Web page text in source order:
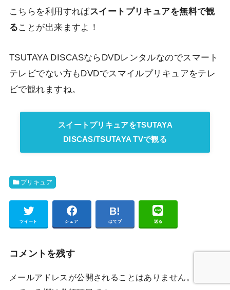
こちらを利用すればスイートプリキュアを無料で観
ることが出来ますよ！
TSUTAYA DISCASならDVDレンタルなのでスマート
テレビでない方もDVDでスマイルプリキュアをテレ
ビで観れますね。
スイートプリキュアをTSUTAYA
DISCAS/TSUTAYA TVで観る
プリキュア
ツイート シェア はてブ 送る
コメントを残す
メールアドレスが公開されることはありません。